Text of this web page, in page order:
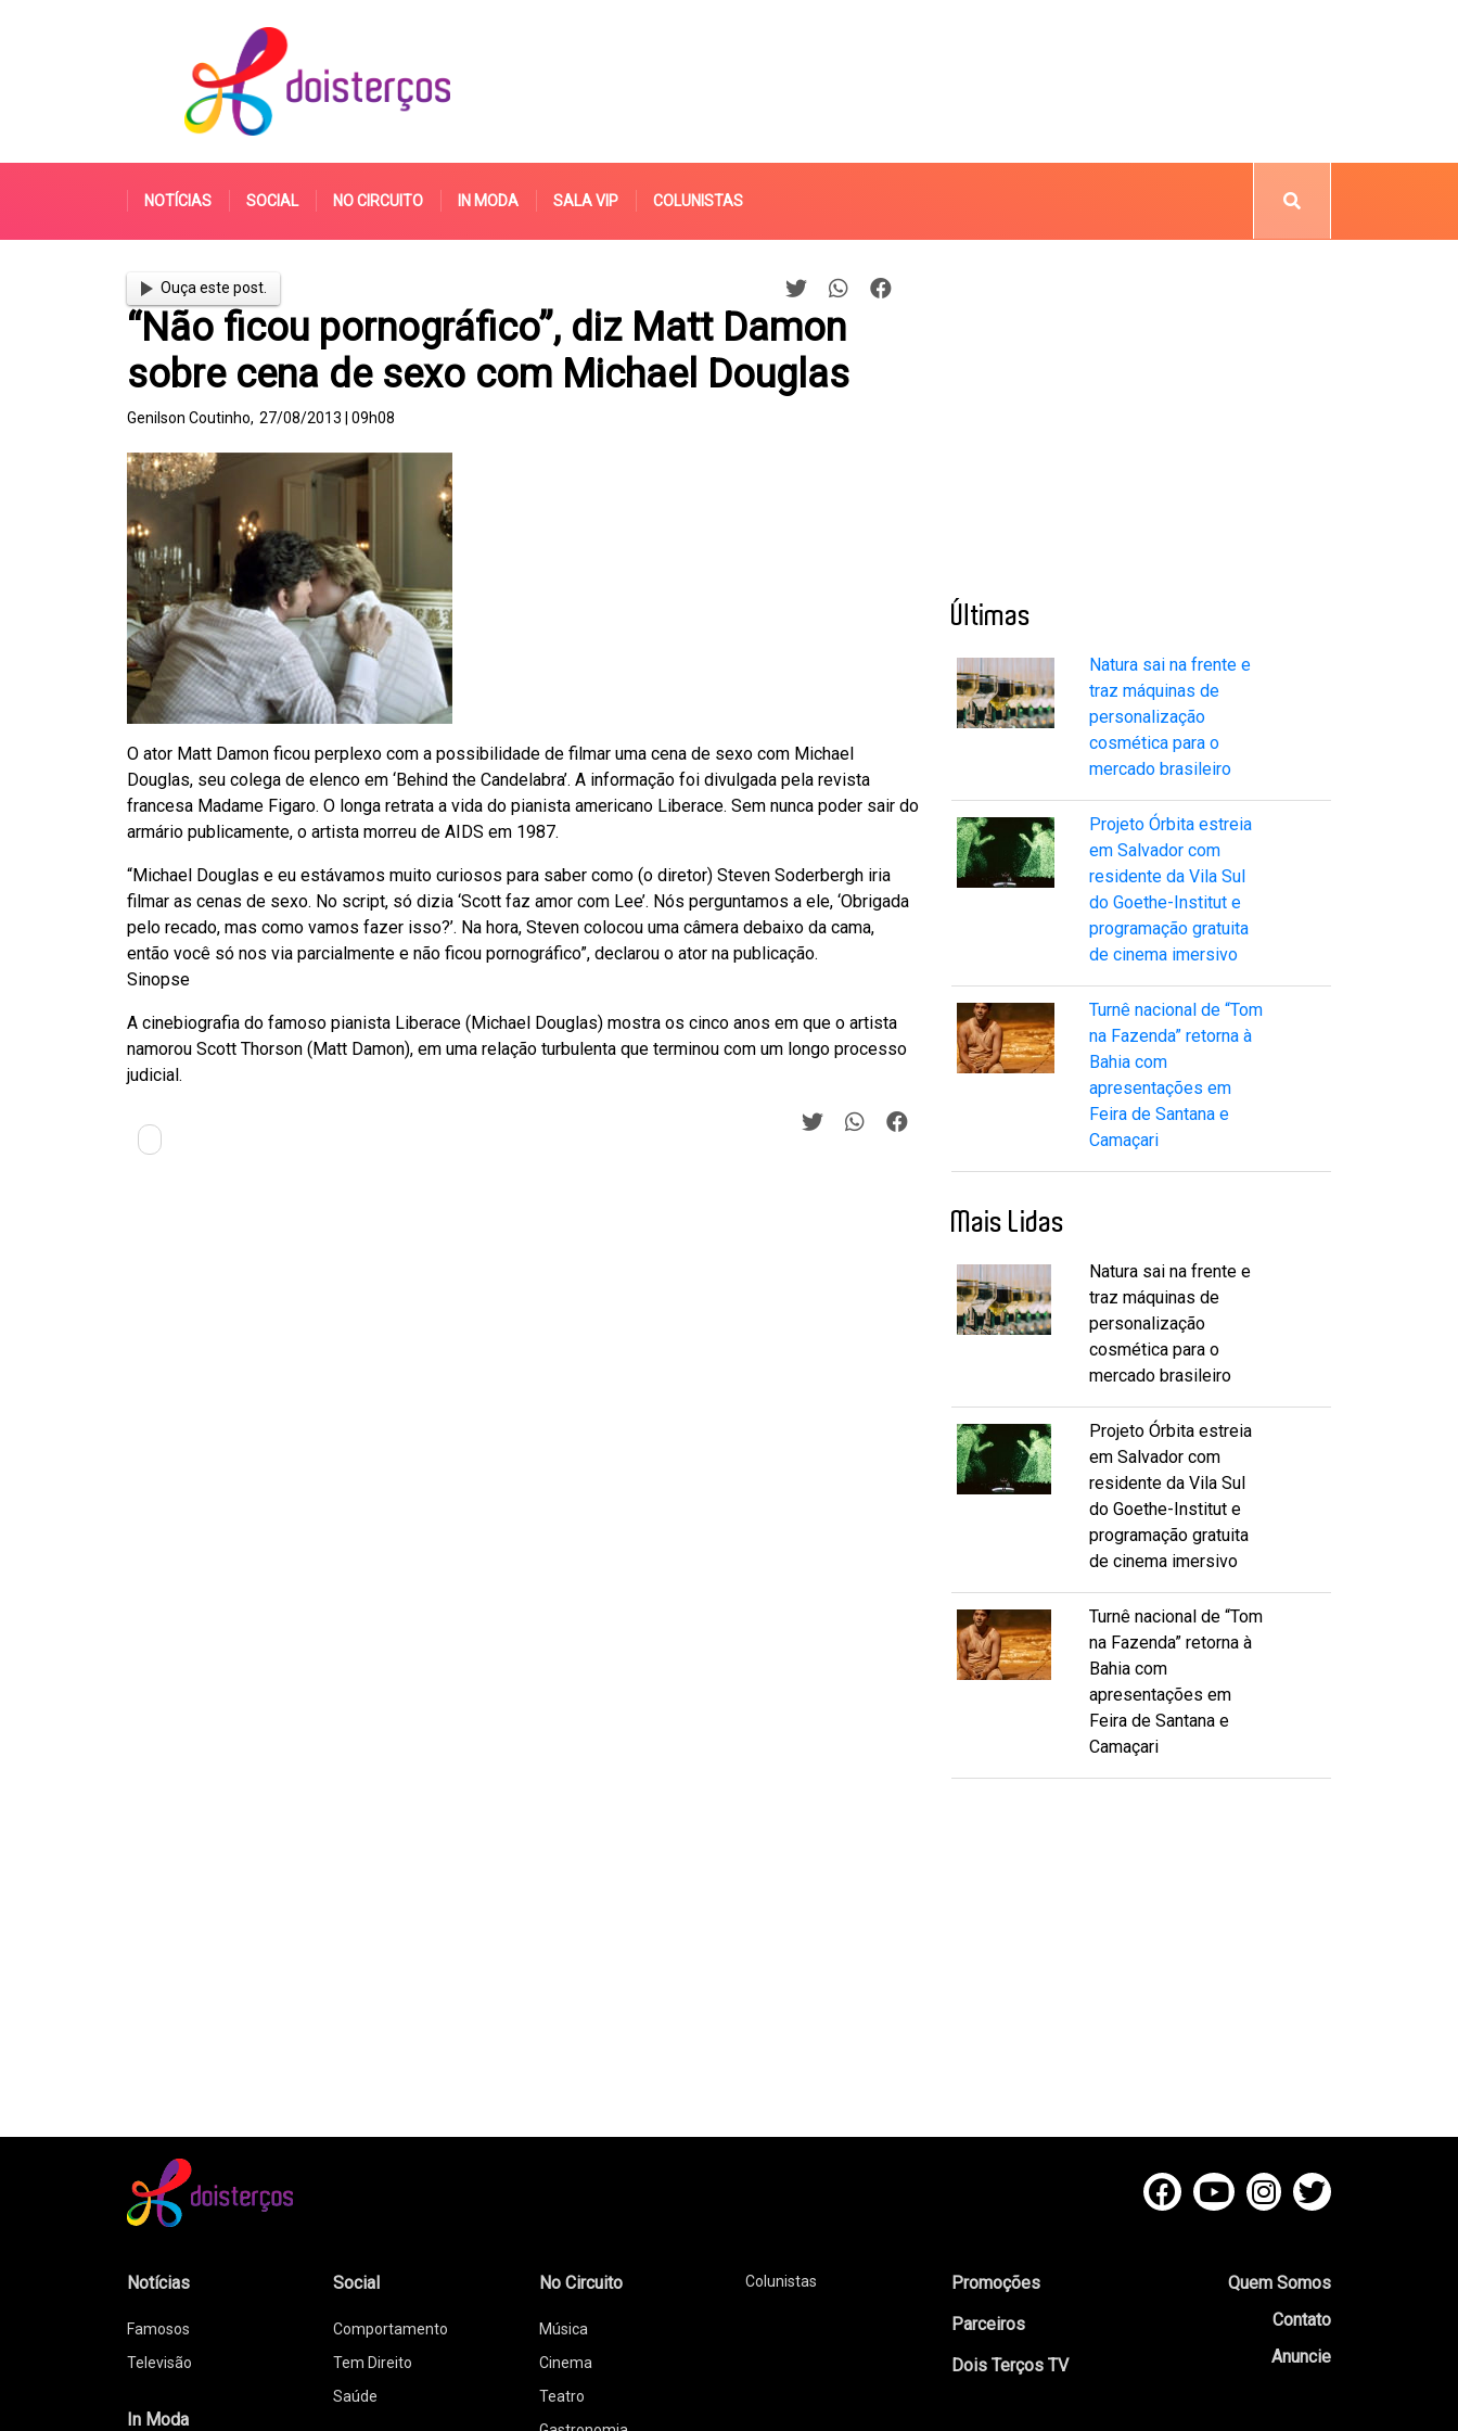
NOTÍCIAS SOCIAL NO CIRCUITO IN MODA SALA VIP COLUNISTAS
Ouça este post.
“Não ficou pornográfico”, diz Matt Damon
sobre cena de sexo com Michael Douglas
Genilson Coutinho, 27/08/2013 | 09h08
O ator Matt Damon ficou perplexo com a possibilidade de filmar uma cena de sexo com Michael
Douglas, seu colega de elenco em ‘Behind the Candelabra’. A informação foi divulgada pela revista
francesa Madame Figaro. O longa retrata a vida do pianista americano Liberace. Sem nunca poder sair do
armário publicamente, o artista morreu de AIDS em 1987.
“Michael Douglas e eu estávamos muito curiosos para saber como (o diretor) Steven Soderbergh iria
filmar as cenas de sexo. No script, só dizia ‘Scott faz amor com Lee’. Nós perguntamos a ele, ‘Obrigada
pelo recado, mas como vamos fazer isso?’. Na hora, Steven colocou uma câmera debaixo da cama,
então você só nos via parcialmente e não ficou pornográfico”, declarou o ator na publicação.
Sinopse
A cinebiografia do famoso pianista Liberace (Michael Douglas) mostra os cinco anos em que o artista
namorou Scott Thorson (Matt Damon), em uma relação turbulenta que terminou com um longo processo
judicial.
Últimas
Natura sai na frente e
traz máquinas de
personalização
cosmética para o
mercado brasileiro
Projeto Órbita estreia
em Salvador com
residente da Vila Sul
do Goethe-Institut e
programação gratuita
de cinema imersivo
Turnê nacional de “Tom
na Fazenda” retorna à
Bahia com
apresentações em
Feira de Santana e
Camaçari
Mais Lidas
Natura sai na frente e
traz máquinas de
personalização
cosmética para o
mercado brasileiro
Projeto Órbita estreia
em Salvador com
residente da Vila Sul
do Goethe-Institut e
programação gratuita
de cinema imersivo
Turnê nacional de “Tom
na Fazenda” retorna à
Bahia com
apresentações em
Feira de Santana e
Camaçari
Notícias
Famosos
Televisão
In Moda
Social
Comportamento
Tem Direito
Saúde
No Circuito
Música
Cinema
Teatro
Colunistas
Promoções
Parceiros
Dois Terços TV
Quem Somos
Contato
Anuncie